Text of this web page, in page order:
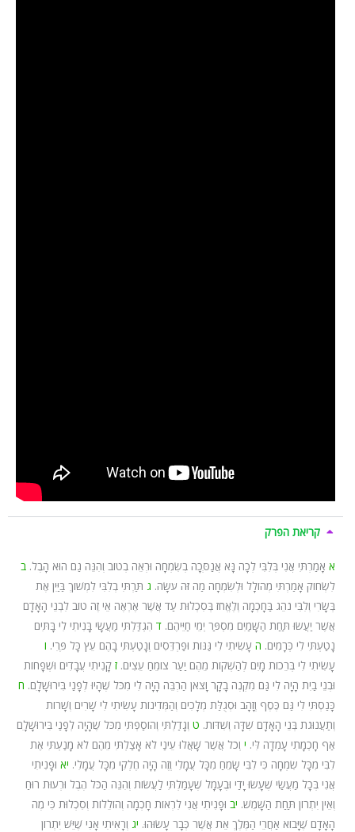
קריאת הפרק
א אָמַרְתִּי אֲנִי בְּלִבִּי לְכָה נָּא אֲנַסְּכָה בְשִׂמְחָה וּרְאֵה בְטוֹב וְהִנֵּה גַם הוּא הָבֶל. ב
לִשְׂחוֹק אָמַרְתִּי מְהוֹלָל וּלְשִׂמְחָה מַה זֹּה עֹשָׂה. ג תַּרְתִּי בְלִבִּי לִמְשׁוֹךְ בַּיַּיִן אֶת
בְּשָׂרִי וְלִבִּי נֹהֵג בַּחָכְמָה וְלֶאֱחֹז בְּסִכְלוּת עַד אֲשֶׁר אֶרְאֶה אֵי זֶה טוֹב לִבְנֵי הָאָדָם
אֲשֶׁר יַעֲשׂוּ תַּחַת הַשָּׁמַיִם מִסְפַּר יְמֵי חַיֵּיהֶם. ד הִגְדַּלְתִּי מַעֲשָׂי בָּנִיתִי לִי בָּתִּים
נָטַעְתִּי לִי כְּרָמִים. ה עָשִׂיתִי לִי גַּנּוֹת וּפַרְדֵּסִים וְנָטַעְתִּי בָהֶם עֵץ כָּל פֶּרִי. ו
עָשִׂיתִי לִי בְּרֵכוֹת מָיִם לְהַשְׁקוֹת מֵהֶם יַעַר צוֹמֵחַ עֵצִים. ז קָנִיתִי עֲבָדִים וּשְׁפָחוֹת
וּבְנֵי בַיִת הָיָה לִי גַּם מִקְנֶה בָקָר וָצֹאן הַרְבֵּה הָיָה לִי מִכֹּל שֶׁהָיוּ לְפָנַי בִּירוּשָׁלָ‍ִם. ח
כָּנַסְתִּי לִי גַּם כֶּסֶף וְזָהָב וּסְגֻלַּת מְלָכִים וְהַמְּדִינוֹת עָשִׂיתִי לִי שָׁרִים וְשָׁרוֹת
וְתַעֲנוּגֹת בְּנֵי הָאָדָם שִׁדָּה וְשִׁדּוֹת. ט וְגָדַלְתִּי וְהוֹסַפְתִּי מִכֹּל שֶׁהָיָה לְפָנַי בִּירוּשָׁלָ‍ִם
אַף חָכְמָתִי עָמְדָה לִּי. י וְכֹל אֲשֶׁר שָׁאֲלוּ עֵינַי לֹא אָצַלְתִּי מֵהֶם לֹא מָנַעְתִּי אֶת
לִבִּי מִכָּל שִׂמְחָה כִּי לִבִּי שָׂמֵחַ מִכָּל עֲמָלִי וְזֶה הָיָה חֶלְקִי מִכָּל עֲמָלִי. יא וּפָנִיתִי
אֲנִי בְּכָל מַעֲשַׂי שֶׁעָשׂוּ יָדַי וּבֶעָמָל שֶׁעָמַלְתִּי לַעֲשׂוֹת וְהִנֵּה הַכֹּל הֶבֶל וּרְעוּת רוּחַ
וְאֵין יִתְרוֹן תַּחַת הַשָּׁמֶשׁ. יב וּפָנִיתִי אֲנִי לִרְאוֹת חָכְמָה וְהוֹלֵלוֹת וְסִכְלוּת כִּי מֶה
הָאָדָם שֶׁיָּבוֹא אַחֲרֵי הַמֶּלֶךְ אֵת אֲשֶׁר כְּבָר עָשׂוּהוּ. יג וְרָאִיתִי אָנִי שֶׁיֵּשׁ יִתְרוֹן